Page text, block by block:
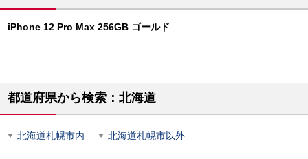
iPhone 12 Pro Max 256GB ゴールド
都道府県から検索：北海道
北海道札幌市内 北海道札幌市以外